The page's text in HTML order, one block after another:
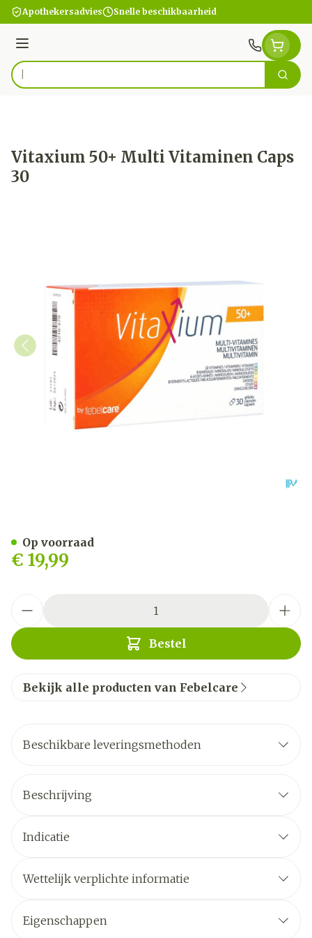
Ga naar de inhoud
Apothekersadvies Snelle beschikbaarheid
Menu
Product, merk, categorie... Zoek
Vitaxium 50+ Multi Vitaminen Caps
30
€ 19,99
Bestel
Op voorraad
Bekijk alle producten van Febelcare
Beschikbare leveringsmethoden
Beschrijving
Indicatie
Wettelijk verplichte informatie
Eigenschappen